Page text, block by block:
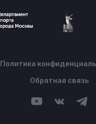
Политика
Обратная связь